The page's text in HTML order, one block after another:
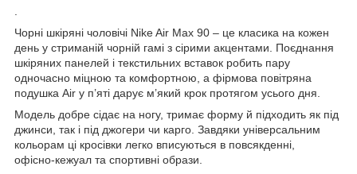
.
Чорні шкіряні чоловічі Nike Air Max 90 – це класика на кожен
день у стриманій чорній гамі з сірими акцентами. Поєднання
шкіряних панелей і текстильних вставок робить пару
одночасно міцною та комфортною, а фірмова повітряна
подушка Air у п’яті дарує м’який крок протягом усього дня.
Модель добре сідає на ногу, тримає форму й підходить як під
джинси, так і під джогери чи карго. Завдяки універсальним
кольорам ці кросівки легко вписуються в повсякденні,
офісно‑кежуал та спортивні образи.